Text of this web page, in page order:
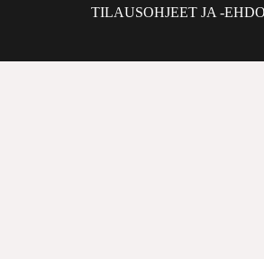
TILAUSOHJEET JA -